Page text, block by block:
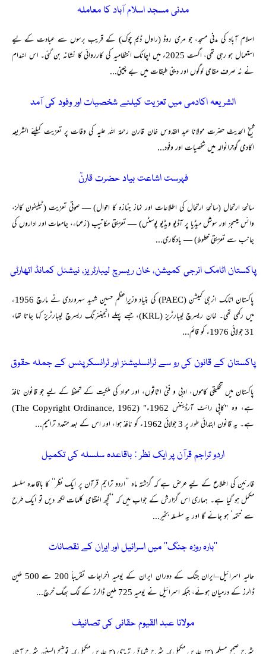
مدنی مسجد اسلام آباد کا معاملہ
اسلام آباد کی مدنی مسجد، جو مری روڈ (راول ڈیم چوک) کے قریب برسوں سے عبادت کے لیے
استعمال ہو رہی تھی، اگست 2025ء میں اچانک انتظامیہ کی کارروائی کا نشانہ بن گئی۔ اس انہدام
نے نہ صرف مقامی لوگوں اور دینی طبقات میں بے چینی...
الشریعہ اکادمی میں تعزیت کیلئے شخصیات اور وفود کی آمد
شیخ الحدیث حضرت مولانا عبد القدوس خان قارن رحمۃ اللہ علیہ کی وفات پر تعزیت کیلئے الشریعہ
اکادمی گوجرانوالہ میں شخصیات اور وفود...
فہرست اشاعت بیاد حضرت قارنؒ
سانحۂ ارتحال (سانحۂ ارتحال کی اطلاعات اور نماز جنازہ کا احوال) — صوتی تعزیت (ٹیلیفون کالز،
وائس میسجز اور سوشل میڈیا پر آڈیو ویڈیو پوسٹس) — تعزیتی مکاتیب (زعماء، جامعات اور اداروں کی
جانب سے تعزیتی خطوط) — یادگاری...
پاکستان اٹامک انرجی کمیشن، خان ریسرچ لیبارٹریز، نیشنل کمانڈ اتھارٹی
پاکستان اٹامک انرجی کمیشن (PAEC) کی بنیاد وزیرِاعظم حسین شہید سہروردی نے مارچ 1956ء
میں رکھی تھی۔ خان ریسرچ لیبارٹریز (KRL)، جسے پہلے انجینئرنگ ریسرچ لیبارٹریز کہا جاتا تھا،
31 جولائی 1976ء کو قائم...
پاکستان کے قانون کی رو سے ٹرانسلیشنز اور ٹرانسکرپٹس کے جملہ حقوق
پاکستان میں تخلیقی کاموں، ادبی و فنّی اثاثوں، اور مواد کی ملکیت کے تحفظ کے لیے جو قانون نافذ
ہے، وہ "کاپی رائٹ آرڈیننس 1962ء" (The Copyright Ordinance, 1962)
ہے۔ یہ قانون ابتدائی طور پر 3 جولائی 1962ء کو نافذ ہوا، اور اس کے بعد متعدد ترامیم...
اردو تراجم قرآن پر ایک نظر : باقاعدہ سلسلہ کی تکمیل
قارئین کی اطلاع کے لیے عرض ہے کہ گزشتہ ماہ ’’اردو تراجمِ قرآن پر ایک نظر‘‘ کا باقاعدہ سلسلہ
مکمل ہو گیا ہے۔ ہماری اس گزارش کے جواب میں کہ ’’کچھ اختتامی کلمات لکھ دیں تو ایک طرح
سے ’تتمہ‘ ہو جائے گا اور یہ سلسلہ بخیر...
’’بارہ روزہ جنگ‘‘ میں اسرائیل اور ایران کے نقصانات
حالیہ اسرائیل–ایران جنگ کے دوران ایران کے یومیہ اخراجات تقریباً‌ 200 سے 500 ملین
ڈالرز کے درمیان ہوئے، جبکہ اسرائیل نے یومیہ 725 ملین ڈالرز کے لگ بھگ خرچ...
مولانا عبد القیوم حقانی کی تصانیف